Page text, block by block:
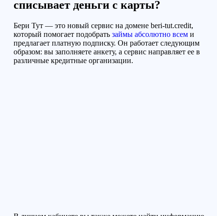
списывает деньги с карты?
Бери Тут — это новый сервис на домене beri-tut.credit,
который помогает подобрать займы абсолютно всем и
предлагает платную подписку. Он работает следующим
образом: вы заполняете анкету, а сервис направляет ее в
различные кредитные организации.